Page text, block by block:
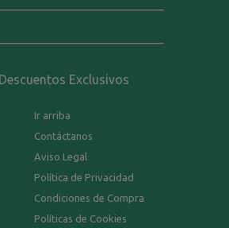
Exclusivos
Ir arriba
Contáctanos
Aviso Legal
Política de Privacidad
Condiciones de Compra
Políticas de Cookies